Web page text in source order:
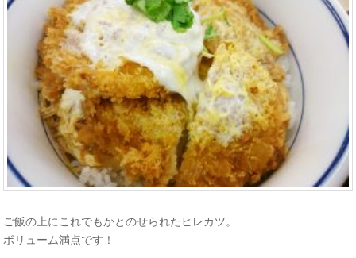
ご飯の上にこれでもかとのせられたヒレカツ。
ボリューム満点です！